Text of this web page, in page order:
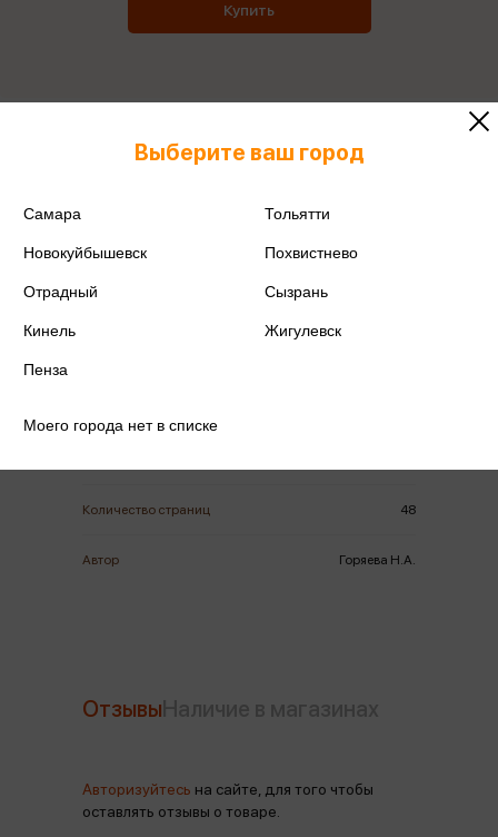
Количество страниц 48
Автор Горяева Н.А.
Купить
Все книги этого автора
Отзывы
Авторизуйтесь на сайте, для того чтобы
оставлять отзывы о товаре.
Выберите ваш город
Самара Тольятти
Новокуйбышевск Похвистнево
Отрадный Сызрань
Кинель Жигулевск
Пенза
Моего города нет в списке